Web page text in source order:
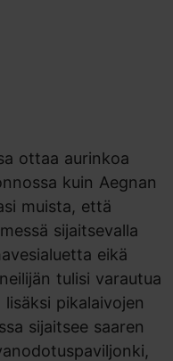
ottaa aurinkoa
kuin Aegnan
muista, että
sijaitsevalla
eikä
tulisi varautua
pikalaivojen
sijaitsee saaren